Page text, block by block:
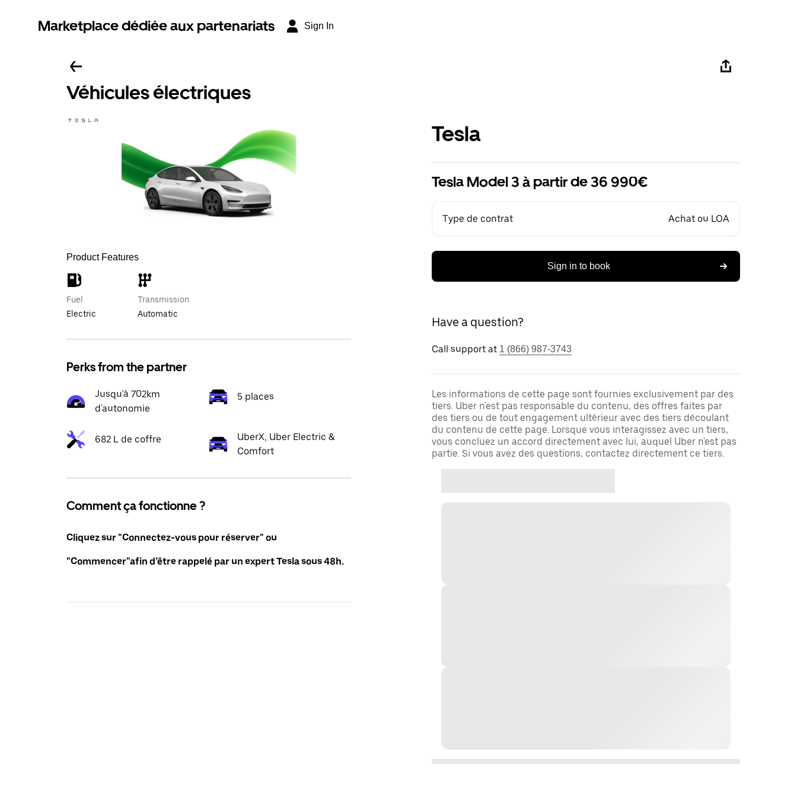
Marketplace dédiée aux partenariats Sign In
Véhicules électriques
Product Features
Fuel
Electric
Transmission
Automatic
Perks from the partner
Jusqu'à 702km
d'autonomie
5 places
682 L de coffre
UberX, Uber Electric &
Comfort
Comment ça fonctionne ?
Cliquez sur "Connectez-vous pour réserver" ou
"Commencer"afin d’être rappelé par un expert Tesla sous 48h.
Tesla
Tesla Model 3 à partir de 36 990€
Type de contrat Achat ou LOA
Sign in to book
Have a question?
Call support at 1 (866) 987-3743
Les informations de cette page sont fournies exclusivement par des
tiers. Uber n'est pas responsable du contenu, des offres faites par
des tiers ou de tout engagement ultérieur avec des tiers découlant
du contenu de cette page. Lorsque vous interagissez avec un tiers,
vous concluez un accord directement avec lui, auquel Uber n'est pas
partie. Si vous avez des questions, contactez directement ce tiers.